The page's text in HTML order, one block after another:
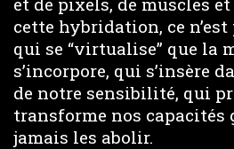
cette hybridation, ce
qui se “virtualise” que la
s’incorpore, qui s’insère
de notre sensibilité, qui
transforme nos capacités
jamais les abolir.